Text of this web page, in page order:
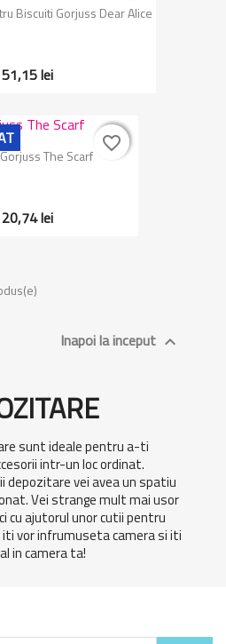
Biscuiti Gorjuss Dear Alice
51,15 lei
The Scarf
20,74 lei
favorite_border
favorite_border
Inapoi la inceput 
sunt ideale pentru a-ti
intr-un loc ordinat.
depozitare vei avea un spatiu
Vei strange mult mai usor
cu ajutorul unor cutii pentru
vor infrumuseta camera si iti
in camera ta!